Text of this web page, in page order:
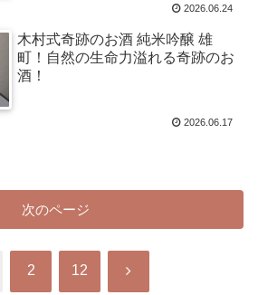
2026.06.24
木村式奇跡のお酒 純米吟醸 雄
町！自然の生命力溢れる奇跡のお
酒！
2026.06.17
次のページ
2 12 次